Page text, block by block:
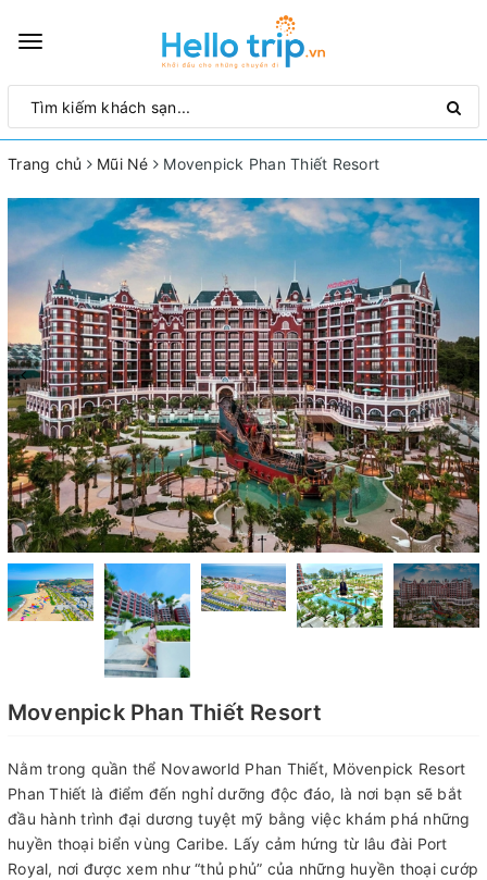
Toggle
Trang chủ Mũi Né Movenpick Phan Thiết Resort
Movenpick Phan Thiết Resort
Nằm trong quần thể Novaworld Phan Thiết, Mövenpick Resort
Phan Thiết là điểm đến nghỉ dưỡng độc đáo, là nơi bạn sẽ bắt
đầu hành trình đại dương tuyệt mỹ bằng việc khám phá những
huyền thoại biển vùng Caribe. Lấy cảm hứng từ lâu đài Port
Royal, nơi được xem như “thủ phủ” của những huyền thoại cướp